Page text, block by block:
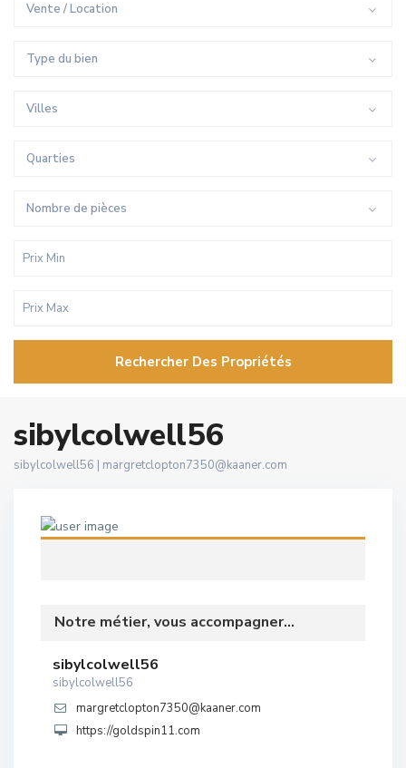
Vente / Location
Type du bien
Villes
Quarties
Nombre de pièces
Rechercher Des Propriétés
sibylcolwell56
sibylcolwell56 | margretclopton7350@kaaner.com
Notre métier, vous accompagner...
sibylcolwell56
sibylcolwell56
margretclopton7350@kaaner.com
https://goldspin11.com